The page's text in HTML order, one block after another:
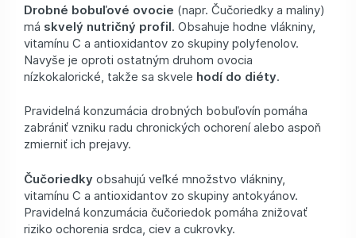
Drobné bobuľové ovocie (napr. Čučoriedky a maliny)
má skvelý nutričný profil. Obsahuje hodne vlákniny,
vitamínu C a antioxidantov zo skupiny polyfenolov.
Navyše je oproti ostatným druhom ovocia
nízkokalorické, takže sa skvele hodí do diéty.
Pravidelná konzumácia drobných bobuľovín pomáha
zabrániť vzniku radu chronických ochorení alebo aspoň
zmierniť ich prejavy.
Čučoriedky obsahujú veľké množstvo vlákniny,
vitamínu C a antioxidantov zo skupiny antokyánov.
Pravidelná konzumácia čučoriedok pomáha znižovať
riziko ochorenia srdca, ciev a cukrovky.